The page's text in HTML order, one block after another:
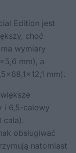
Edition jest
choć
wymiary
mm), a
mm).
i 6,5-calowy
cala).
obsługiwać
natomiast